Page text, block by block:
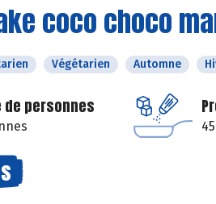
coco choco
Végétarien Automne
de personnes